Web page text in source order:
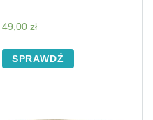
49,00 zł
SPRAWDŹ